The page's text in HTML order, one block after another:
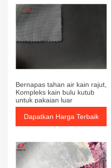
Bernapas tahan air kain rajut,
Kompleks kain bulu kutub
untuk pakaian luar
Dapatkan Harga Terbaik